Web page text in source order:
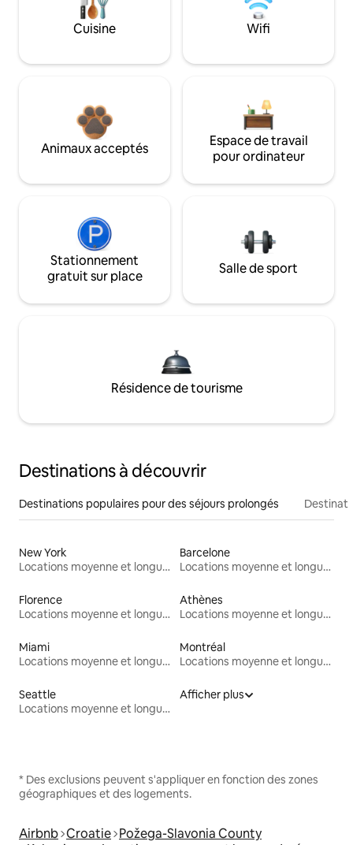
Cuisine Wifi
Animaux acceptés
Espace de travail
pour ordinateur
Stationnement
gratuit sur place
Salle de sport
Résidence de tourisme
Destinations à découvrir
Destinations populaires pour des séjours prolongés
New York
Locations moyenne et longue durée
Barcelone
Locations moyenne et longue durée
Florence
Locations moyenne et longue durée
Athènes
Locations moyenne et longue durée
Miami
Locations moyenne et longue durée
Montréal
Locations moyenne et longue durée
Seattle
Locations moyenne et longue durée
Afficher plus
* Des exclusions peuvent s'appliquer en fonction des zones
géographiques et des logements.
Airbnb Croatie Požega-Slavonia County